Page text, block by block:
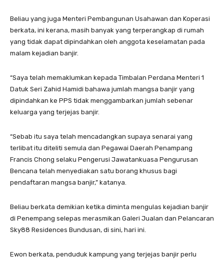
Beliau yang juga Menteri Pembangunan Usahawan dan Koperasi
berkata, ini kerana, masih banyak yang terperangkap di rumah
yang tidak dapat dipindahkan oleh anggota keselamatan pada
malam kejadian banjir.
“Saya telah memaklumkan kepada Timbalan Perdana Menteri 1
Datuk Seri Zahid Hamidi bahawa jumlah mangsa banjir yang
dipindahkan ke PPS tidak menggambarkan jumlah sebenar
keluarga yang terjejas banjir.
“Sebab itu saya telah mencadangkan supaya senarai yang
terlibat itu diteliti semula dan Pegawai Daerah Penampang
Francis Chong selaku Pengerusi Jawatankuasa Pengurusan
Bencana telah menyediakan satu borang khusus bagi
pendaftaran mangsa banjir,” katanya.
Beliau berkata demikian ketika diminta mengulas kejadian banjir
di Penempang selepas merasmikan Galeri Jualan dan Pelancaran
Sky88 Residences Bundusan, di sini, hari ini.
Ewon berkata, penduduk kampung yang terjejas banjir perlu